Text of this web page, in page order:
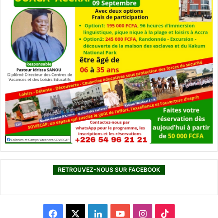
RETROUVEZ-NOUS SUR FACEBOOK
L
I